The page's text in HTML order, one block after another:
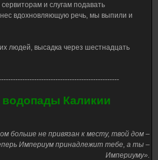
и слугам подавать
вдохновляющую речь, мы выпили и
людей, высадка через шестнадцать
Каликии
больше не привязан к месту, твой дом –
Империум принадлежит тебе, а ты –
Империуму».